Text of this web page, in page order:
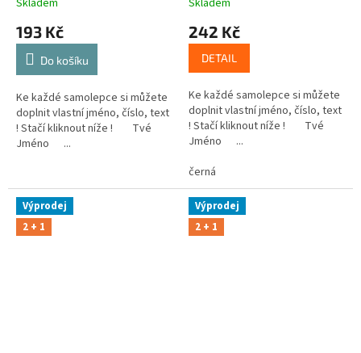
Skladem
193 Kč
Do košíku
Ke každé samolepce si můžete
doplnit vlastní jméno, číslo, text
! Stačí kliknout níže ! Tvé
Jméno ...
Skladem
242 Kč
DETAIL
Ke každé samolepce si můžete
doplnit vlastní jméno, číslo, text
! Stačí kliknout níže ! Tvé
Jméno ...
černá
Výprodej
2 + 1
Výprodej
2 + 1